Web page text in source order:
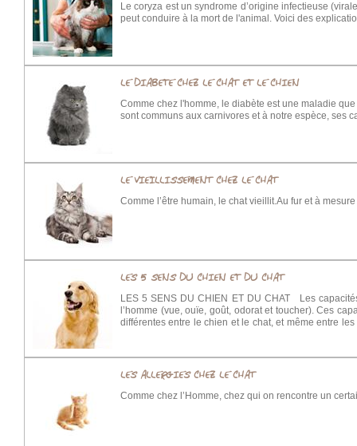
Le coryza est un syndrome d’origine infectieuse
peut conduire à la mort de l'animal. Voici des
LE DIABETE CHEZ LE CHAT ET LE CHIEN
Comme chez l'homme, le diabète est une maladie
sont communs aux carnivores et à notre espèce, ses
LE VIEILLISSEMENT CHEZ LE CHAT
Comme l’être humain, le chat vieillit.Au fur et à
LES 5 SENS DU CHIEN ET DU CHAT
LES 5 SENS DU CHIEN ET DU CHAT Les
l’homme (vue, ouïe, goût, odorat et toucher). Ces
différentes entre le chien et le chat, et même entre
puissant que celui de l’homme. Ses capacités
du chien sont beaucoup plus grandes que celles de
diffère selon les races. Ainsi, les races
circulation de l’air et un nombre moindre de cellules
LES ALLERGIES CHEZ LE CHAT
Comme chez l’Homme, chez qui on rencontre un